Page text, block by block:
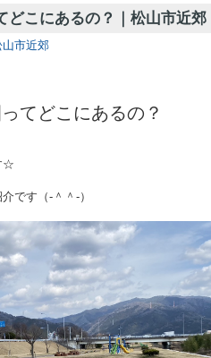
どこにあるの？｜松山市近郊
山市近郊
てどこにあるの？
☆
です（‐＾＾‐）